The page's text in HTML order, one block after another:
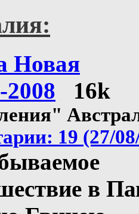
Новая
16k
19 (27/
в